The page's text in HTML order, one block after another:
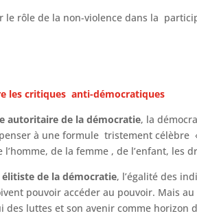
le rôle de la non-violence dans la
les critiques anti-démocratiques
autoritaire de la démocratie, la
à une formule tristement célèbre
l’homme, de la femme , de l’enfant, les
de la démocratie, l’égalité des
pouvoir accéder au pouvoir. Mais
des luttes et son avenir comme horizon